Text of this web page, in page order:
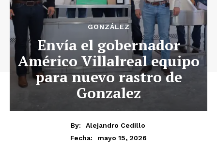
GONZÁLEZ
​Envía el gobernador
Américo Villalreal equipo
para nuevo rastro de
Gonzalez
By:
Alejandro Cedillo
Fecha:
mayo 15, 2026